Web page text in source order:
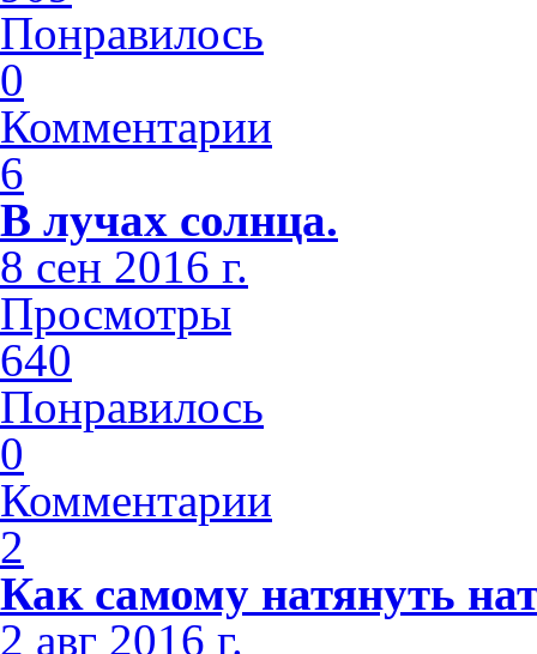
Понравилось
0
Комментарии
6
В лучах солнца.
8 сен 2016 г.
Просмотры
640
Понравилось
0
Комментарии
2
Как самому натянуть
2 авг 2016 г.